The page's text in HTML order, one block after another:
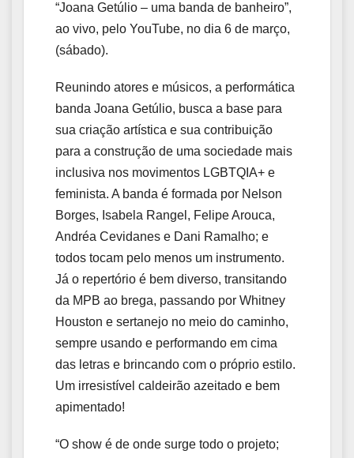
“Joana Getúlio – uma banda de banheiro”,
ao vivo, pelo YouTube, no dia 6 de março,
(sábado).
Reunindo atores e músicos, a performática
banda Joana Getúlio, busca a base para
sua criação artística e sua contribuição
para a construção de uma sociedade mais
inclusiva nos movimentos LGBTQIA+ e
feminista. A banda é formada por Nelson
Borges, Isabela Rangel, Felipe Arouca,
Andréa Cevidanes e Dani Ramalho; e
todos tocam pelo menos um instrumento.
Já o repertório é bem diverso, transitando
da MPB ao brega, passando por Whitney
Houston e sertanejo no meio do caminho,
sempre usando e performando em cima
das letras e brincando com o próprio estilo.
Um irresistível caldeirão azeitado e bem
apimentado!
“O show é de onde surge todo o projeto;